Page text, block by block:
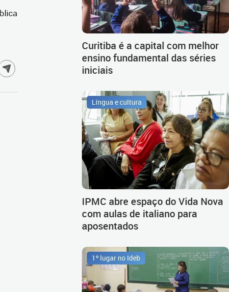
Curitiba é a capital com melhor
ensino fundamental das séries
iniciais
Língua e cultura
IPMC abre espaço do Vida Nova
com aulas de italiano para
aposentados
1º lugar no Ideb